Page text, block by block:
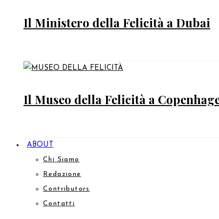
Il Ministero della Felicità a Dubai
Il Museo della Felicità a
ABOUT
Chi Siamo
Redazione
Contributors
Contatti